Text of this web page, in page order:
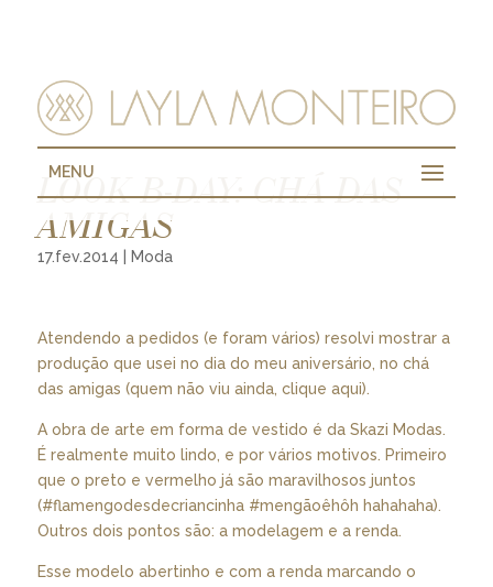
MENU
LOOK B-DAY: CHÁ DAS
AMIGAS
17.fev.2014 Moda
Atendendo a pedidos (e foram vários) resolvi mostrar a
produção que usei no dia do meu aniversário, no chá
das amigas (quem não viu ainda, clique aqui).
A obra de arte em forma de vestido é da Skazi Modas.
É realmente muito lindo, e por vários motivos. Primeiro
que o preto e vermelho já são maravilhosos juntos
(#flamengodesdecriancinha #mengãoêhôh hahahaha).
Outros dois pontos são: a modelagem e a renda.
Esse modelo abertinho e com a renda marcando o